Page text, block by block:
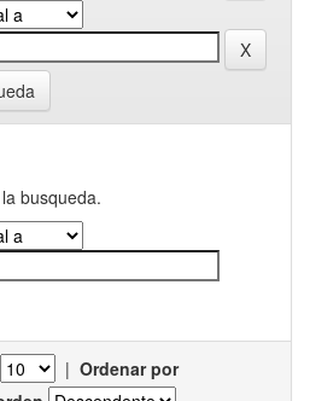
busqueda.
| Ordenar por